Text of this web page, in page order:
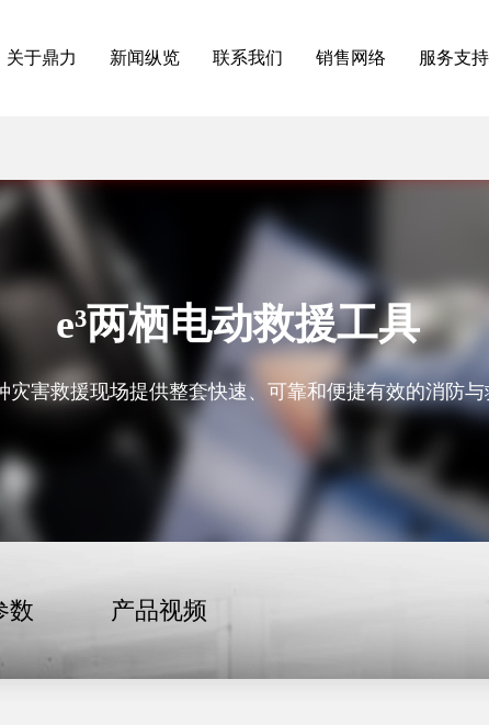
关于鼎力 新闻纵览 联系我们 销售网络 服务支持
e³两栖电动救援工具
灾害救援现场提供整套快速、可靠和便捷有效的消防
数 产品视频